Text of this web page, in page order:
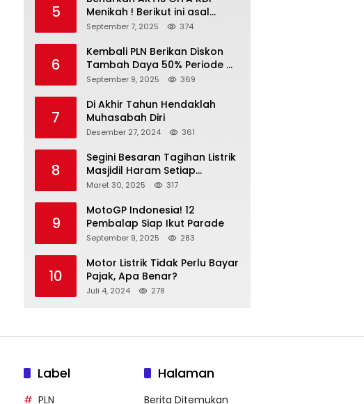
5
Menikah ! Berikut ini asal
calon suaminya dan intip
September 7, 2025 374
6
Kembali PLN Berikan Diskon
Tambah Daya 50% Periode 4-
17 September, Cek
September 9, 2025 369
7
Di Akhir Tahun Hendaklah
Muhasabah Diri
Desember 27, 2024 361
8
Segini Besaran Tagihan Listrik
Masjidil Haram Setiap
Bulannya
Maret 30, 2025 317
9
MotoGP Indonesia! 12
Pembalap Siap Ikut Parade
September 9, 2025 283
10
Motor Listrik Tidak Perlu Bayar
Pajak, Apa Benar?
Juli 4, 2024 278
Label
PLN
Halaman
Berita Ditemukan